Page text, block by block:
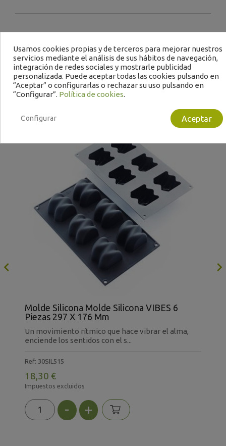
Te puede interesar
Molde Silicona Molde Silicona VIBES 6
Piezas 297 X 176 Mm
Un movimiento rítmico que hace vibrar el alma,
enciende los sentidos con el s...
Ref: 30SIL515
18,30 €
Impuestos excluidos
- +
Usamos cookies propias y de terceros para mejorar nuestros
servicios mediante el análisis de sus hábitos de navegación,
integración de redes sociales y mostrarle publicidad
personalizada. Puede aceptar todas las cookies pulsando en
“Aceptar” o configurarlas o rechazar su uso pulsando en
“Configurar”. Política de cookies.
Aceptar
Configurar